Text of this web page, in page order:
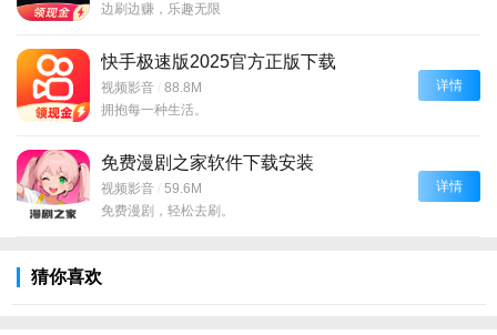
边刷边赚，乐趣无限
快手极速版2025官方正版下载
视频影音
88.8M
拥抱每一种生活。
详情
免费漫剧之家软件下载安装
视频影音
59.6M
免费漫剧，轻松去刷。
详情
猜你喜欢